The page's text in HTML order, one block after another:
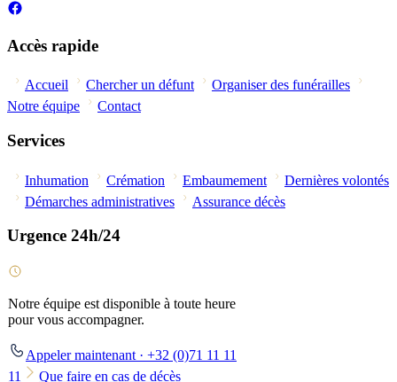
Accès rapide
Accueil Chercher un défunt
Organiser des funérailles
Notre équipe
Contact
Services
Inhumation Crémation Embaumement
Dernières volontés
Démarches administratives
Assurance décès
Urgence 24h/24
Notre équipe est disponible à toute heure
pour vous accompagner.
Appeler maintenant · +32 (0)71 11 11
11
Que faire en cas de décès